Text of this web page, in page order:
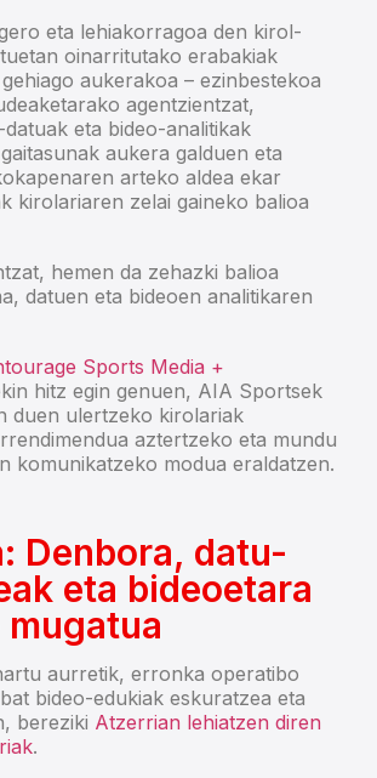
eta lehiakorragoa den kirol-
oinarritutako erabakiak
aukerakoa – ezinbestekoa
agentzientzat,
eta bideo-analitikak
aukera galduen eta
arteko aldea ekar
kirolariaren zelai gaineko balioa
hemen da zehazki balioa
datuen eta bideoen analitikaren
Sports Media +
hitz egin genuen, AIA Sportsek
duen ulertzeko kirolariak
aztertzeko eta mundu
komunikatzeko modua eraldatzen.
Denbora, datu-
eta bideoetara
aurretik, erronka operatibo
bideo-edukiak eskuratzea eta
bereziki Atzerrian lehiatzen diren
.